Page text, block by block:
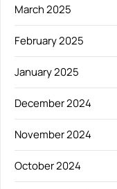
March 2025
February 2025
January 2025
December 2024
November 2024
October 2024